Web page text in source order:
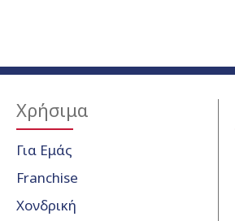
Χρήσιμα
Για Εμάς
Franchise
Χονδρική